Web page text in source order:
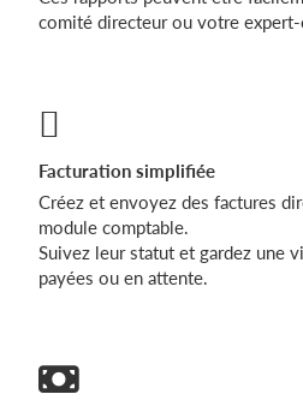
comité directeur ou votre
Facturation simplifiée
Créez et envoyez des factures
module comptable.
Suivez leur statut et gardez une
payées ou en attente.